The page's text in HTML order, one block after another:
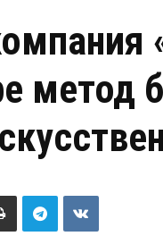
метод